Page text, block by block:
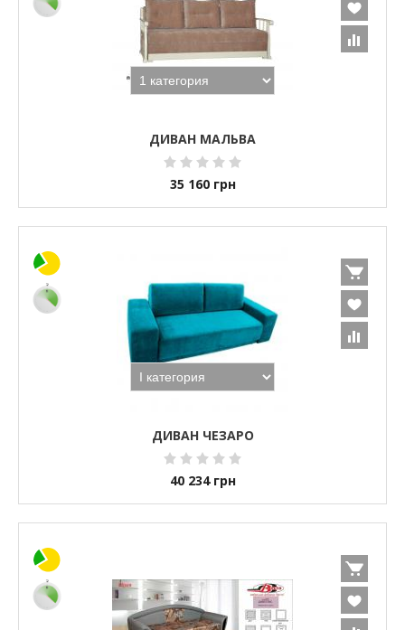
ДИВАН МАЛЬВА
35 160 грн
ДИВАН ЧЕЗАРО
40 234 грн